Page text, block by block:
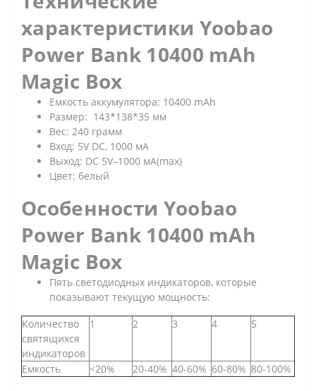
характеристики Yoobao
Power Bank 10400 mAh
Magic Box
Емкость аккумулятора: 10400 mAh
Размер: 143*138*35 мм
Вес: 240 грамм
Вход: 5V DC, 1000 мА
Выход: DC 5V–1000 мА(max)
Цвет: белый
Особенности Yoobao
Power Bank 10400 mAh
Magic Box
Пять светодиодных индикаторов, которые
показывают текущую мощность:
Количество
святящихся
индикаторов
1 2 3 4 5
Емкость <20% 20-40% 40-60% 60-80% 80-100%